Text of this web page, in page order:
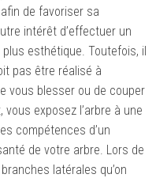
de favoriser sa
intérêt d’effectuer un
plus esthétique. Toutefois, il
pas être réalisé à
vous blesser ou de couper
exposez l’arbre à une
compétences d’un
de votre arbre. Lors de
latérales qu’on